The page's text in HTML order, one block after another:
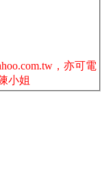
，亦可電
小姐